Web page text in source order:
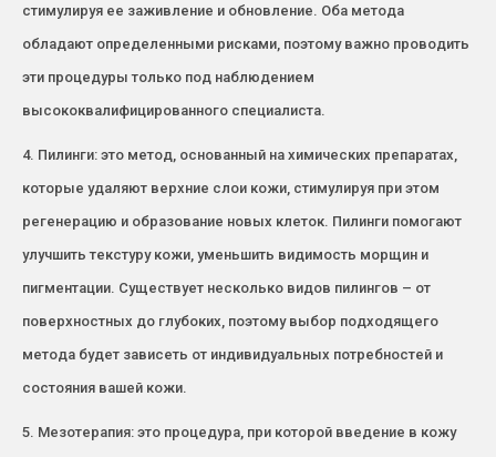
стимулируя ее заживление и обновление. Оба метода
обладают определенными рисками, поэтому важно проводить
эти процедуры только под наблюдением
высококвалифицированного специалиста.
4. Пилинги: это метод, основанный на химических препаратах,
которые удаляют верхние слои кожи, стимулируя при этом
регенерацию и образование новых клеток. Пилинги помогают
улучшить текстуру кожи, уменьшить видимость морщин и
пигментации. Существует несколько видов пилингов – от
поверхностных до глубоких, поэтому выбор подходящего
метода будет зависеть от индивидуальных потребностей и
состояния вашей кожи.
5. Мезотерапия: это процедура, при которой введение в кожу